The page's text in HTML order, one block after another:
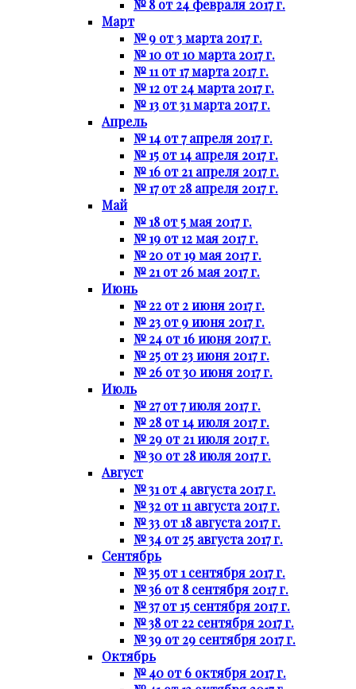
№ 8 от 24 февраля 2017 г.
Март
№ 9 от 3 марта 2017 г.
№ 10 от 10 марта 2017 г.
№ 11 от 17 марта 2017 г.
№ 12 от 24 марта 2017 г.
№ 13 от 31 марта 2017 г.
Апрель
№ 14 от 7 апреля 2017 г.
№ 15 от 14 апреля 2017 г.
№ 16 от 21 апреля 2017 г.
№ 17 от 28 апреля 2017 г.
Май
№ 18 от 5 мая 2017 г.
№ 19 от 12 мая 2017 г.
№ 20 от 19 мая 2017 г.
№ 21 от 26 мая 2017 г.
Июнь
№ 22 от 2 июня 2017 г.
№ 23 от 9 июня 2017 г.
№ 24 от 16 июня 2017 г.
№ 25 от 23 июня 2017 г.
№ 26 от 30 июня 2017 г.
Июль
№ 27 от 7 июля 2017 г.
№ 28 от 14 июля 2017 г.
№ 29 от 21 июля 2017 г.
№ 30 от 28 июля 2017 г.
Август
№ 31 от 4 августа 2017 г.
№ 32 от 11 августа 2017 г.
№ 33 от 18 августа 2017 г.
№ 34 от 25 августа 2017 г.
Сентябрь
№ 35 от 1 сентября 2017 г.
№ 36 от 8 сентября 2017 г.
№ 37 от 15 сентября 2017 г.
№ 38 от 22 сентября 2017 г.
№ 39 от 29 сентября 2017 г.
Октябрь
№ 40 от 6 октября 2017 г.